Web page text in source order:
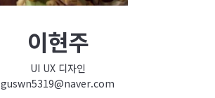
이현주
UI UX 디자인
guswn5319@naver.com